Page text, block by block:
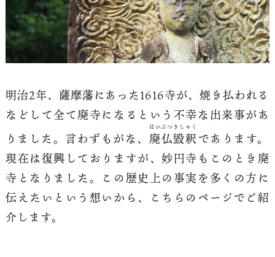
明治2年、薩摩藩にあった1616寺が、焼き払われる
などして全て廃寺になるという不幸な出来事があ
りました。言わずもがな、 廃仏毀釈
はいぶつきしゃく
であります。
現在は復興しておりますが、妙円寺もこのとき廃
寺となりました。この歴史上の事実を多くの方に
伝えたいという想いから、こちらのページでご紹
介します。